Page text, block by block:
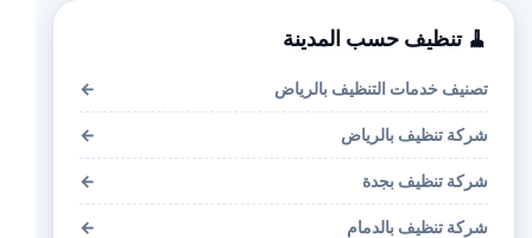
🧹 تنظيف حسب المدينة
تصنيف خدمات التنظيف بالرياض ←
شركة تنظيف بالرياض ←
شركة تنظيف بجدة ←
شركة تنظيف بالدمام ←